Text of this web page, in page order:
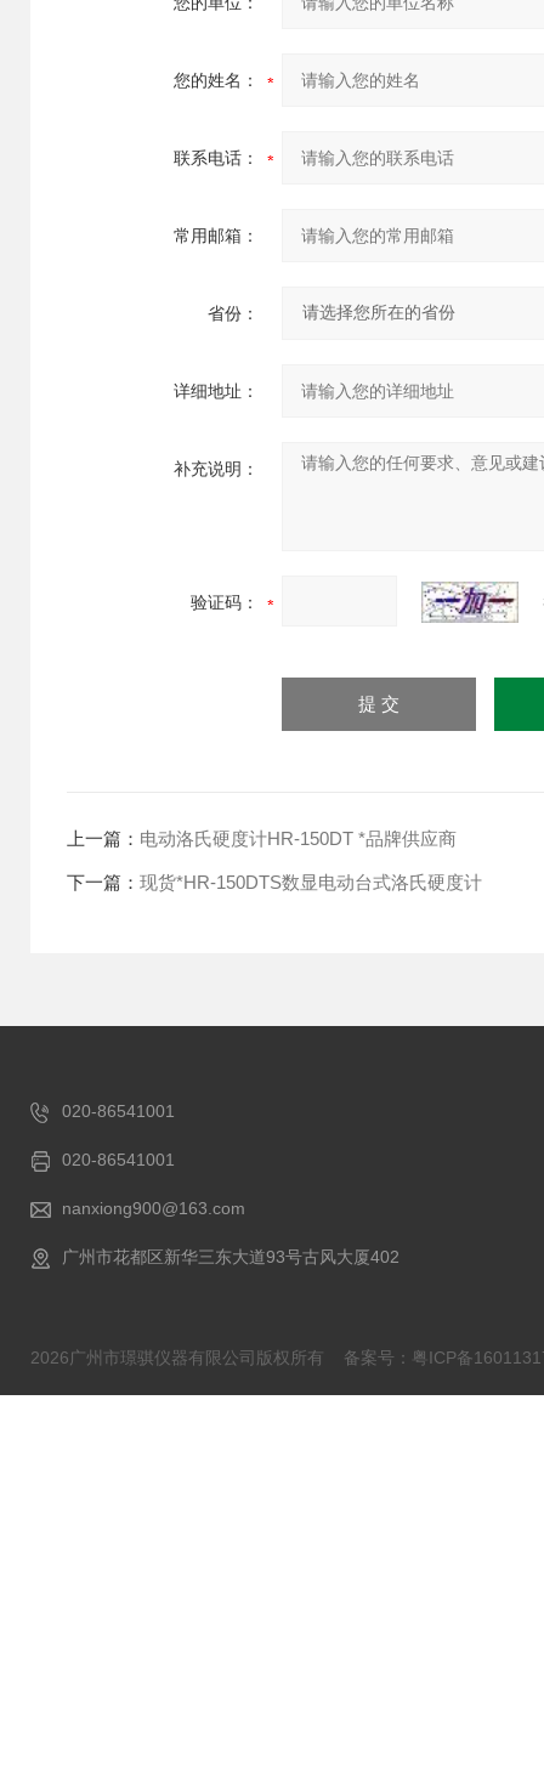
您的姓名：
联系电话：
常用邮箱：
省份：
详细地址：
补充说明：
验证码：
上一篇： 电动洛氏硬度计HR-150DT *品牌供应商
下一篇： 现货*HR-150DTS数显电动台式洛氏硬度计
020-86541001
020-86541001
nanxiong900@163.com
广州市花都区新华三东大道93号古风大厦402
2026广州市璟骐仪器有限公司版权所有 备案号：粤ICP备